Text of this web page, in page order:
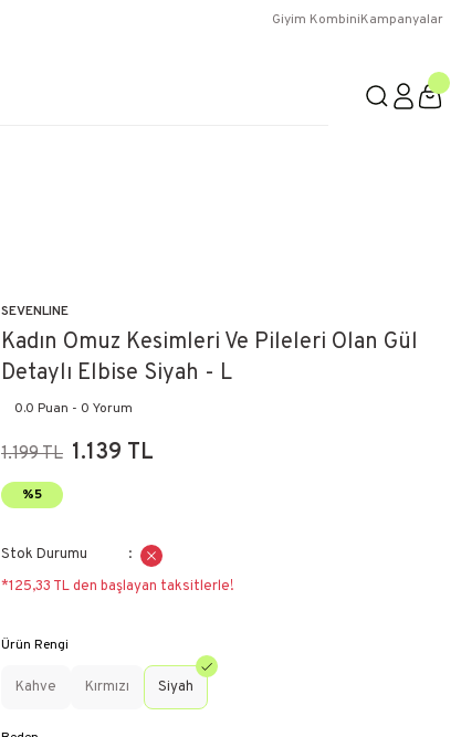
Giyim KombiniKampanyalar
SEVENLINE
Kadın Omuz Kesimleri Ve Pileleri Olan Gül
Detaylı Elbise Siyah - L
0.0 Puan - 0 Yorum
1.199 TL 1.139 TL
%5
Stok Durumu
*125,33 TL den başlayan taksitlerle!
Ürün Rengi
Kahve Kırmızı Siyah